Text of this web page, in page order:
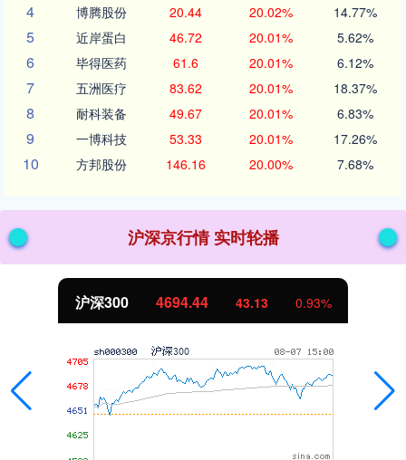
4 博腾股份 20.44 20.02% 14.77%
5 近岸蛋白 46.72 20.01% 5.62%
6 毕得医药 61.6 20.01% 6.12%
7 五洲医疗 83.62 20.01% 18.37%
8 耐科装备 49.67 20.01% 6.83%
9 一博科技 53.33 20.01% 17.26%
10 方邦股份 146.16 20.00% 7.68%
沪深京行情 实时轮播
沪深300 4694.44 43.13 0.93%